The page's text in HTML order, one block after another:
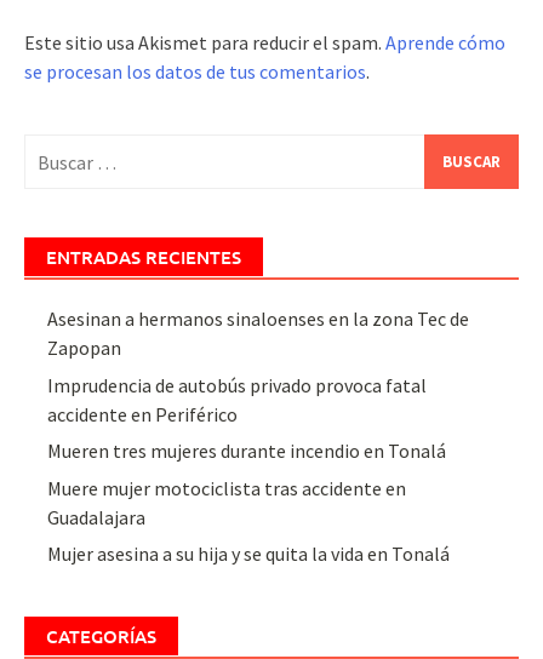
Este sitio usa Akismet para reducir el spam. Aprende cómo
se procesan los datos de tus comentarios.
ENTRADAS RECIENTES
Asesinan a hermanos sinaloenses en la zona Tec de
Zapopan
Imprudencia de autobús privado provoca fatal
accidente en Periférico
Mueren tres mujeres durante incendio en Tonalá
Muere mujer motociclista tras accidente en
Guadalajara
Mujer asesina a su hija y se quita la vida en Tonalá
CATEGORÍAS